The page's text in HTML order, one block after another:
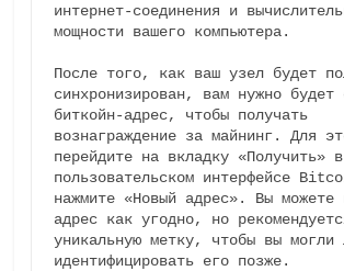
интернет-соединения и
мощности вашего компьютера.
После того, как ваш узел будет
синхронизирован, вам нужно будет
биткойн-адрес, чтобы получать
вознаграждение за майнинг. Для
перейдите на вкладку «Получить» в
пользовательском интерфейсе
нажмите «Новый адрес». Вы можете
адрес как угодно, но
уникальную метку, чтобы вы могли
идентифицировать его позже.